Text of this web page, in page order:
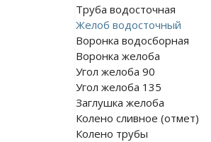
Труба водосточная
Желоб водосточный
Воронка водосборная
Воронка желоба
Угол желоба 90
Угол желоба 135
Заглушка желоба
Колено сливное (отмет)
Колено трубы